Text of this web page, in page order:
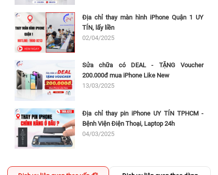
Địa chỉ thay màn hình iPhone Quận 1 UY
TÍN, lấy liền
02/04/2025
Sửa chữa có DEAL - TẶNG Voucher
200.000đ mua iPhone Like New
13/03/2025
Địa chỉ thay pin iPhone UY TÍN TPHCM -
Bệnh Viện Điện Thoại, Laptop 24h
04/03/2025